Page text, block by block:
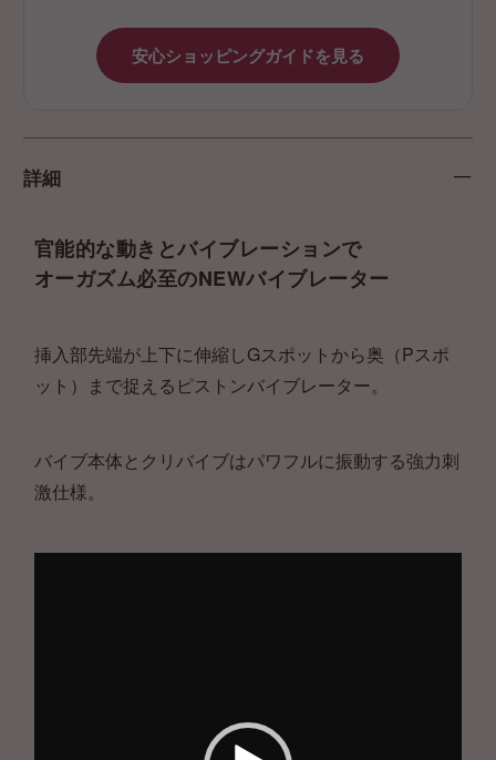
安心ショッピングガイドを見る
詳細
官能的な動きとバイブレーションで
オーガズム必至のNEWバイブレーター
挿入部先端が上下に伸縮しGスポットから奥（Pスポ
ット）まで捉えるピストンバイブレーター。
バイブ本体とクリバイブはパワフルに振動する強力刺
激仕様。